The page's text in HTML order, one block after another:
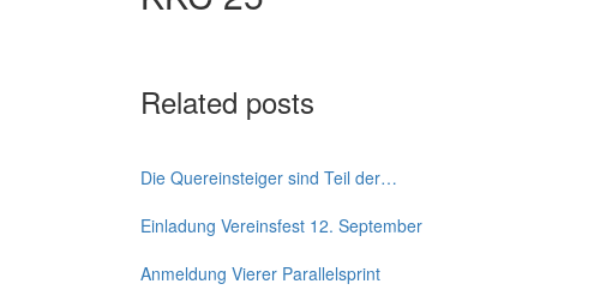
Related posts
Die Quereinsteiger sind Teil der…
Einladung Vereinsfest 12. September
Anmeldung Vierer Parallelsprint